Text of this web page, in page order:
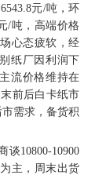
6543.8元/吨，环
/吨，高端价格
心态疲软，经
纸厂因利润下
流价格维持在
前后白卡纸市
需求，备货积
谈10800-10900
主，周末出货